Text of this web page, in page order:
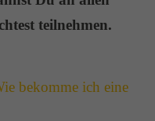
teilnehmen.
bekomme ich eine